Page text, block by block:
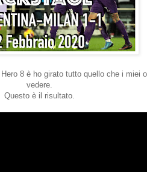
8 è ho girato tutto quello che i miei
vedere.
Questo è il risultato.